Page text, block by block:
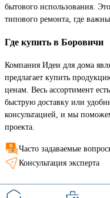
бытового использования.
типового ремонта, где важны
Где купить в Боровичи
Компания Идеи для дома
предлагает купить
ценам. Весь ассортимент
быструю доставку или
консультацией, и мы
проекта.
Часто задаваемые
Консультация эксперта